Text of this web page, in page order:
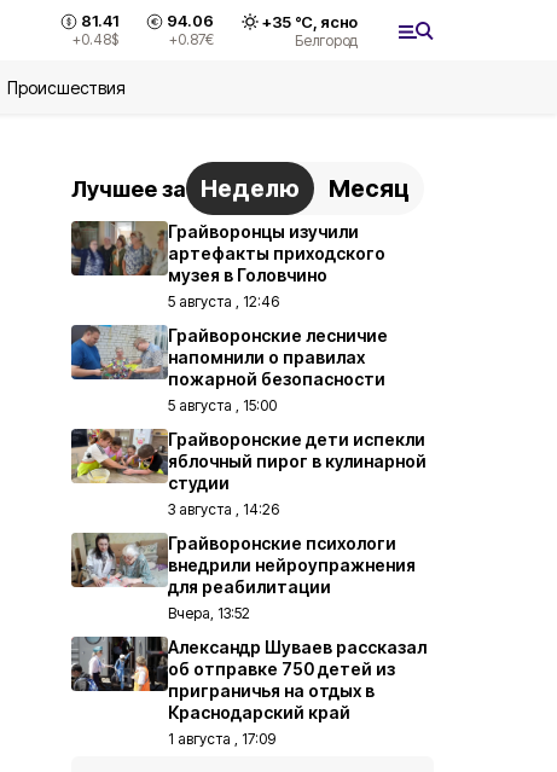
81.41
+0.48$
94.06
+0.87€
+35°С, ясно
Белгород
Происшествия
Лучшее за Неделю Месяц
Грайворонцы изучили
артефакты приходского
музея в Головчино
5 августа , 12:46
Грайворонские лесничие
напомнили о правилах
пожарной безопасности
5 августа , 15:00
Грайворонские дети испекли
яблочный пирог в кулинарной
студии
3 августа , 14:26
Грайворонские психологи
внедрили нейроупражнения
для реабилитации
Вчера, 13:52
Александр Шуваев рассказал
об отправке 750 детей из
приграничья на отдых в
Краснодарский край
1 августа , 17:09